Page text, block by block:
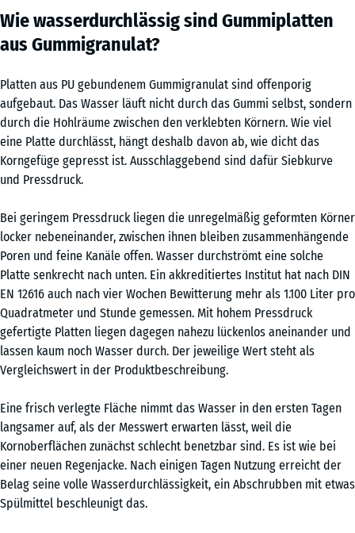
Wie wasserdurchlässig sind Gummiplatten
aus Gummigranulat?
Platten aus PU gebundenem Gummigranulat sind offenporig
aufgebaut. Das Wasser läuft nicht durch das Gummi selbst, sondern
durch die Hohlräume zwischen den verklebten Körnern. Wie viel
eine Platte durchlässt, hängt deshalb davon ab, wie dicht das
Korngefüge gepresst ist. Ausschlaggebend sind dafür Siebkurve
und Pressdruck.
Bei geringem Pressdruck liegen die unregelmäßig geformten Körner
locker nebeneinander, zwischen ihnen bleiben zusammenhängende
Poren und feine Kanäle offen. Wasser durchströmt eine solche
Platte senkrecht nach unten. Ein akkreditiertes Institut hat nach DIN
EN 12616 auch nach vier Wochen Bewitterung mehr als 1.100 Liter pro
Quadratmeter und Stunde gemessen. Mit hohem Pressdruck
gefertigte Platten liegen dagegen nahezu lückenlos aneinander und
lassen kaum noch Wasser durch. Der jeweilige Wert steht als
Vergleichswert in der Produktbeschreibung.
Eine frisch verlegte Fläche nimmt das Wasser in den ersten Tagen
langsamer auf, als der Messwert erwarten lässt, weil die
Kornoberflächen zunächst schlecht benetzbar sind. Es ist wie bei
einer neuen Regenjacke. Nach einigen Tagen Nutzung erreicht der
Belag seine volle Wasserdurchlässigkeit, ein Abschrubben mit etwas
Spülmittel beschleunigt das.